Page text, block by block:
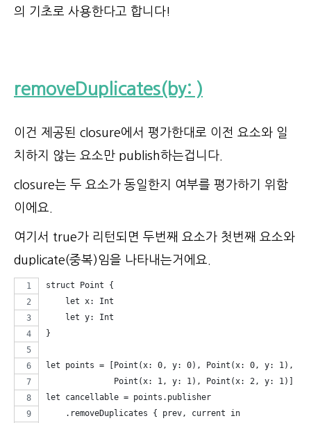
의 기초로 사용한다고 합니다!
removeDuplicates(by: )
이건 제공된 closure에서 평가한대로 이전 요소와 일
치하지 않는 요소만 publish하는겁니다.
closure는 두 요소가 동일한지 여부를 평가하기 위함
이에요.
여기서 true가 리턴되면 두번째 요소가 첫번째 요소와
duplicate(중복)임을 나타내는거에요.
struct Point {
    let x: Int
    let y: Int
}
let points = [Point(x: 0, y: 0), Point(x: 0, y: 1),
              Point(x: 1, y: 1), Point(x: 2, y: 1)]
let cancellable = points.publisher
    .removeDuplicates { prev, current in